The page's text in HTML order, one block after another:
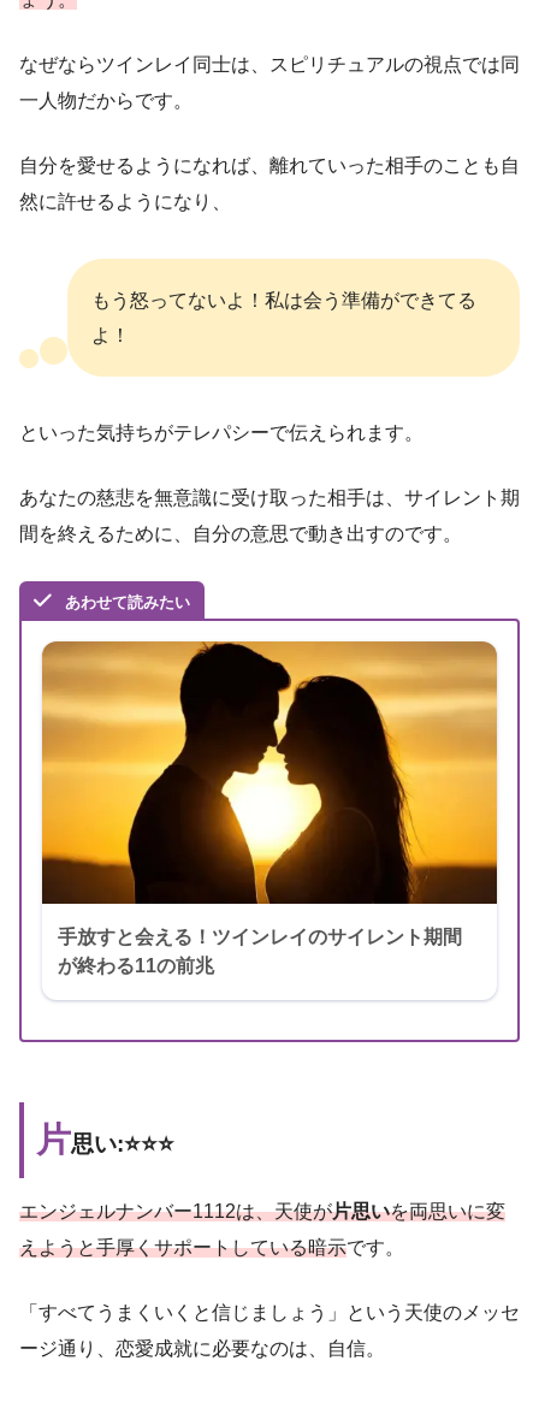
なぜならツインレイ同士は、スピリチュアルの視点では同
一人物だからです。
自分を愛せるようになれば、離れていった相手のことも自
然に許せるようになり、
もう怒ってないよ！私は会う準備ができてる
よ！
といった気持ちがテレパシーで伝えられます。
あなたの慈悲を無意識に受け取った相手は、サイレント期
間を終えるために、自分の意思で動き出すのです。
あわせて読みたい
手放すと会える！ツインレイのサイレント期間
が終わる11の前兆
片思い:⭐️⭐️⭐️
エンジェルナンバー1112は、天使が片思いを両思いに変
えようと手厚くサポートしている暗示です。
「すべてうまくいくと信じましょう」という天使のメッセ
ージ通り、恋愛成就に必要なのは、自信。